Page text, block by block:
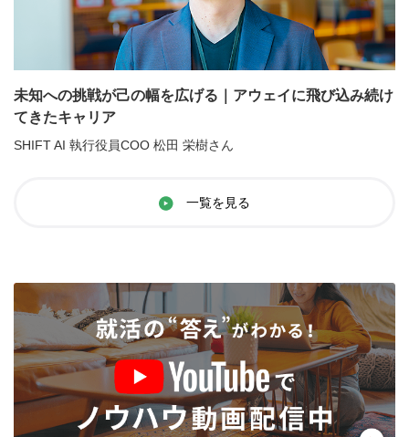
未知への挑戦が己の幅を広げる｜アウェイに飛び込み続け
てきたキャリア
SHIFT AI 執行役員COO 松田 栄樹さん
一覧を見る